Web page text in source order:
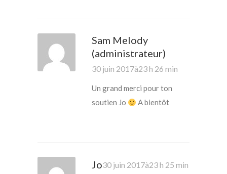
Sam Melody
(administrateur)
30 juin 2017à23 h 26 min
Un grand merci pour ton
soutien Jo
A bientôt
Jo30 juin 2017à23 h 25 min